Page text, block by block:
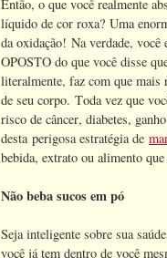
Então, o que você realmente
líquido de cor roxa? Uma
da oxidação! Na verdade, você
OPOSTO do que você disse
literalmente, faz com que
de seu corpo. Toda vez que
risco de câncer, diabetes,
desta perigosa estratégia de
bebida, extrato ou alimento
Não beba sucos em pó
Seja inteligente sobre sua
você já tem dentro de você